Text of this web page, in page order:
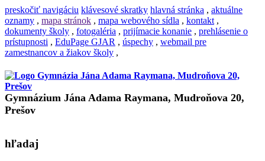
preskočiť navigáciu klávesové skratky hlavná stránka , aktuálne
oznamy , mapa stránok , mapa webového sídla , kontakt ,
dokumenty školy , fotogaléria , prijímacie konanie , prehlásenie o
prístupnosti , EduPage GJAR , úspechy , webmail pre
zamestnancov a žiakov školy ,
Gymnázium Jána Adama Raymana, Mudroňova 20,
Prešov
hľadaj